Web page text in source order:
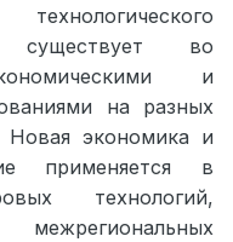
существует во
и
на разных
Новая экономика и
применяется в
технологий,
межрегиональных